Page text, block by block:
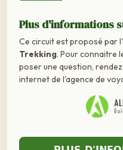
Plus d'informations
Ce circuit est proposé par
Trekking. Pour connaitre
poser une question,
internet de l'agence de